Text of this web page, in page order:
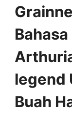
Bahasa
legend
Buah